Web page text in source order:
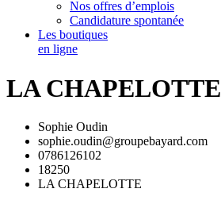
Nos offres d’emplois
Candidature spontanée
Les boutiques
en ligne
LA CHAPELOTTE
Sophie Oudin
sophie.oudin@groupebayard.com
0786126102
18250
LA CHAPELOTTE